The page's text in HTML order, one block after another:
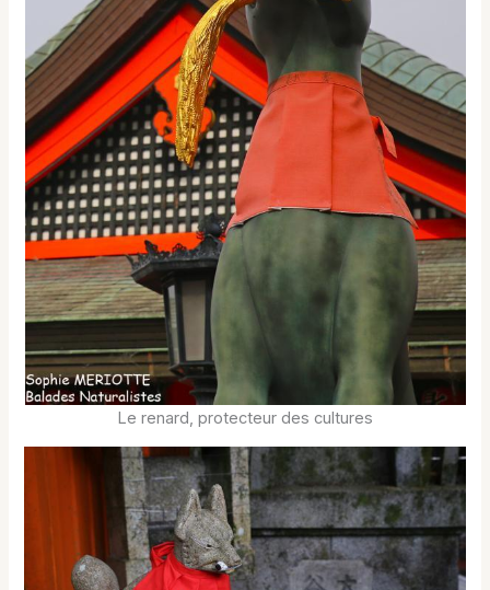
Le renard, protecteur des cultures